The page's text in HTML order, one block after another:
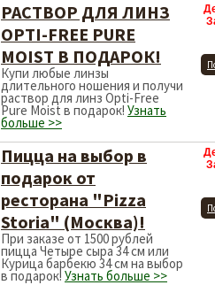
РАСТВОР ДЛЯ ЛИНЗ
OPTI-FREE PURE
MOIST В ПОДАРОК!
Купи любые линзы
длительного ношения и получи
раствор для линз Opti-Free
Pure Moist в подарок! Узнать
больше >>
Пицца на выбор в
подарок от
ресторана "Pizza
Storia" (Москва)!
При заказе от 1500 рублей
пицца Четыре сыра 34 см или
Курица барбекю 34 см на выбор
в подарок! Узнать больше >>